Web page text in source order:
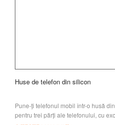
Huse de telefon din silicon
Pune-ți telefonul mobil într-o husă
pentru trei părți ale telefonului, cu